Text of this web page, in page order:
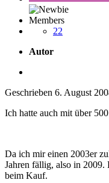
Members
22
Autor
Geschrieben 6. August
Ich hatte auch mit über
Da ich mir einen 2003er
Jahren fällig, also in 2009.
beim Kauf.